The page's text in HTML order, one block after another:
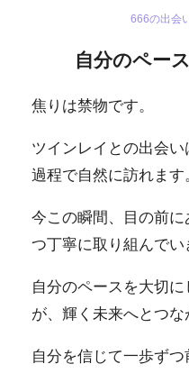
666の出会
自分のペー
焦りは禁物です。
ツインレイとの出会い
過程で自然に訪れます
今この瞬間、目の前
つ丁寧に取り組んでい
自分のペースを大切
が、輝く未来へとつな
自分を信じて一歩ず